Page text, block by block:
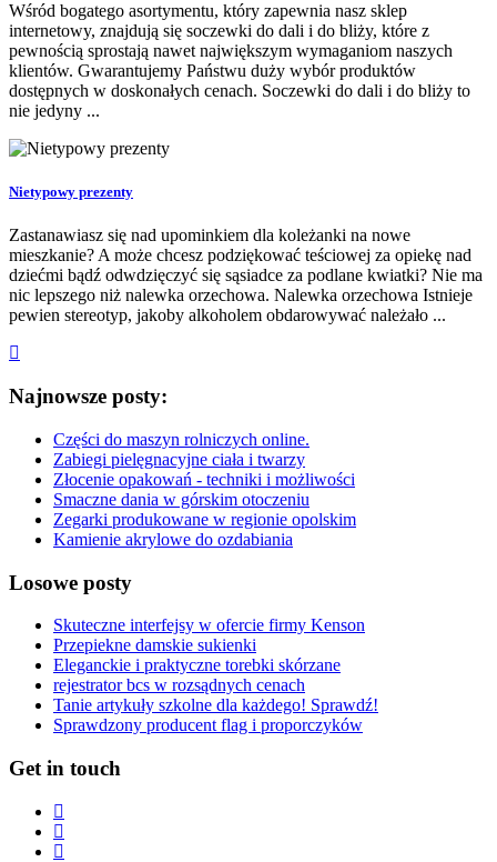
Wśród bogatego asortymentu, który zapewnia nasz sklep
internetowy, znajdują się soczewki do dali i do bliży, które z
pewnością sprostają nawet największym wymaganiom naszych
klientów. Gwarantujemy Państwu duży wybór produktów
dostępnych w doskonałych cenach. Soczewki do dali i do bliży to
nie jedyny ...
Nietypowy prezenty
Zastanawiasz się nad upominkiem dla koleżanki na nowe
mieszkanie? A może chcesz podziękować teściowej za opiekę nad
dziećmi bądź odwdzięczyć się sąsiadce za podlane kwiatki? Nie ma
nic lepszego niż nalewka orzechowa. Nalewka orzechowa Istnieje
pewien stereotyp, jakoby alkoholem obdarowywać należało ...
Najnowsze posty:
Części do maszyn rolniczych online.
Zabiegi pielęgnacyjne ciała i twarzy
Złocenie opakowań - techniki i możliwości
Smaczne dania w górskim otoczeniu
Zegarki produkowane w regionie opolskim
Kamienie akrylowe do ozdabiania
Losowe posty
Skuteczne interfejsy w ofercie firmy Kenson
Przepiekne damskie sukienki
Eleganckie i praktyczne torebki skórzane
rejestrator bcs w rozsądnych cenach
Tanie artykuły szkolne dla każdego! Sprawdź!
Sprawdzony producent flag i proporczyków
Get in touch